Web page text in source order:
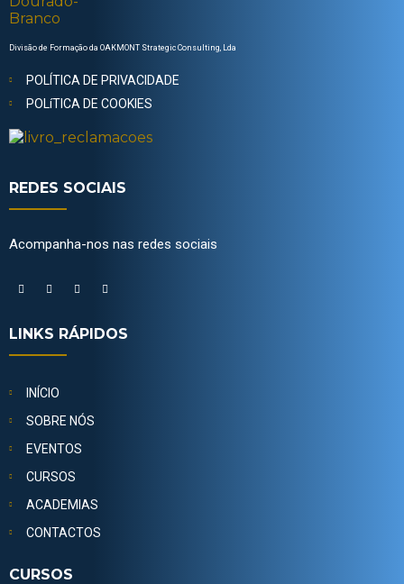
Divisão de Formação da OAKMONT Strategic Consulting, Lda
POLÍTICA DE PRIVACIDADE
POLíTICA DE COOKIES
REDES SOCIAIS
Acompanha-nos nas redes sociais
LINKS RÁPIDOS
INÍCIO
SOBRE NÓS
EVENTOS
CURSOS
ACADEMIAS
CONTACTOS
CURSOS